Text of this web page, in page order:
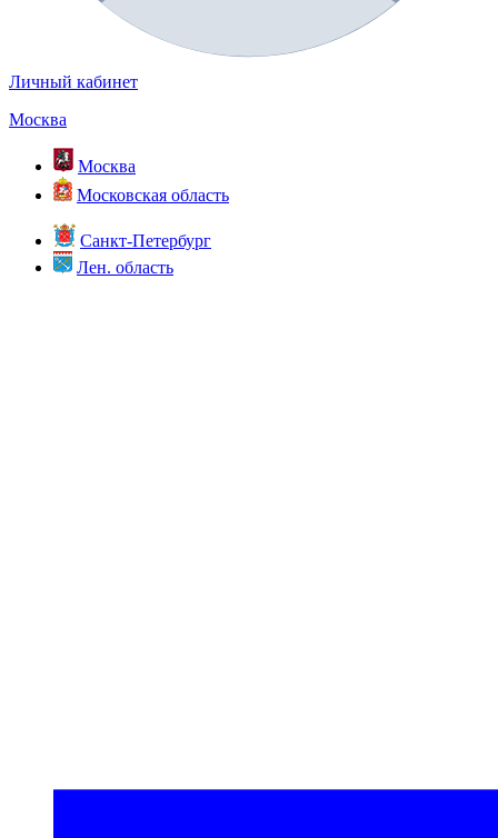
Личный кабинет
Москва
Москва
Московская область
Санкт-Петербург
Лен. область